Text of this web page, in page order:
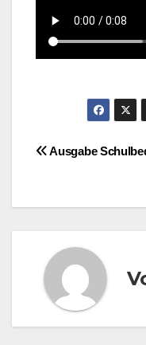
Ausgabe